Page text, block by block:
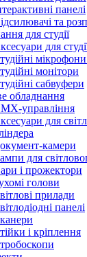
панелі
та
для студії
для
монітори
сабвуфери
обладнання
управління
для
камери
для
і прожектори
голови
прилади
панелі
і кріплення